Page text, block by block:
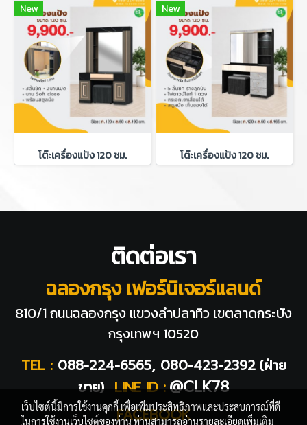
New
โต๊ะเครื่องแป้ง 120 ซม.
New
โต๊ะเครื่องแป้ง 120 ซม.
ติดต่อเรา
ฉลองกรุง เฟอร์นิเจอร์แลนด์
810/1 ถนนฉลองกรุง แขวงลำปลาทิว เขตลาดกระบัง
กรุงเทพฯ 10520
TEL : 088-224-6565, 080-423-2392 (ฝ่าย
ขาย) LINE ID : @CLK78
FACEBOOK
เว็บไซต์นี้มีการใช้งานคุกกี้ เพื่อเพิ่มประสิทธิภาพและประสบการณ์ที่ดี
ในการใช้งานเว็บไซต์ของท่าน ท่านสามารถอ่านรายละเอียดเพิ่มเติม